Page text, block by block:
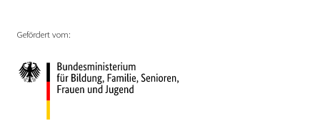
Gefördert vom: